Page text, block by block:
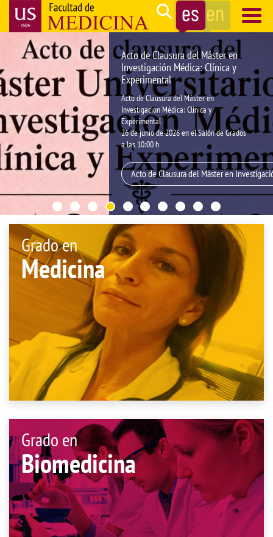
Pasar
contenido
principal
Search
Navegación
principal
Acto de Clausura del Máster en
Investigación Médica: Clínica y
Experimental
Acto de Clausura del Máster en
Investigación Médica: Clínica y
Experimental
26 de junio de 2026 en el Salón de Grados
a las 10:00 h
Acto de Clausura del Máster en
Grado en
Medicina
Grado en
Biomedicina